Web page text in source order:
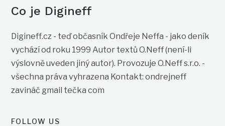
Co je Digineff
Digineff.cz - teď občasník Ondřeje Neffa - jako deník
vychází od roku 1999 Autor textů O.Neff (není-li
výslovně uveden jiný autor). Provozuje O.Neff s.r.o. -
všechna práva vyhrazena Kontakt: ondrejneff
zavináč gmail tečka com
FOLLOW US